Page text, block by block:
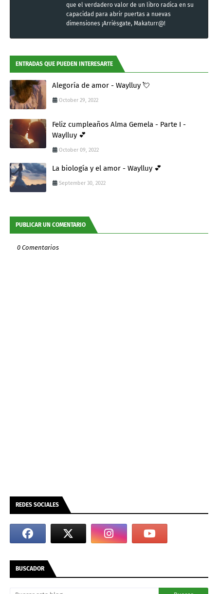
que el verdadero valor de un libro radica en su
capacidad para abrir puertas a nuevas
dimensiones ¡Arriésgate, Makaturr@!
ENTRADAS QUE PUEDEN INTERESARTE
Alegoría de amor - Waylluy 💘
October 29, 2022
Feliz cumpleaños Alma Gemela - Parte I -
Waylluy 💕
October 09, 2022
La biología y el amor - Waylluy 💕
September 30, 2022
PUBLICAR UN COMENTARIO
0 Comentarios
REDES SOCIALES
BUSCADOR